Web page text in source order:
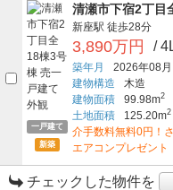
一戸建て
新築
清瀬市下宿2丁目
新座駅 徒歩28分
3,890万円 /
築年月
2026年08月
建物構造
木造
建物面積
99.98m2
土地面積 125.20m2
介手数料無料0円！
エアコンプレゼント
チェックした物件を